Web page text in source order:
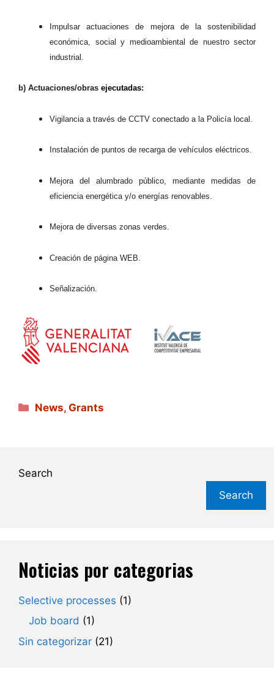
Impulsar actuaciones de mejora de la sostenibilidad
económica, social y medioambiental de nuestro sector
industrial.
b) Actuaciones/obras ejecutadas:
Vigilancia a través de CCTV conectado a la Policía local.
Instalación de puntos de recarga de vehículos eléctricos.
Mejora del alumbrado público, mediante medidas de
eficiencia energética y/o energías renovables.
Mejora de diversas zonas verdes.
Creación de página WEB.
Señalización.
Categories
News,Grants
Search
Search
Noticias por categorias
Selective processes (1)
Job board (1)
Sin categorizar (21)